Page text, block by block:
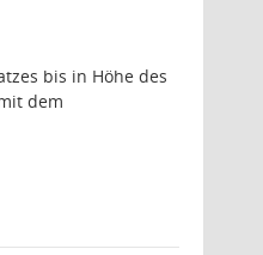
bis in Höhe des
dem